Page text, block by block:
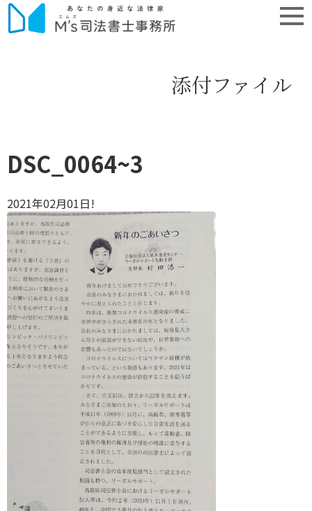
添付ファイル
DSC_0064~3
2021年02月01日!